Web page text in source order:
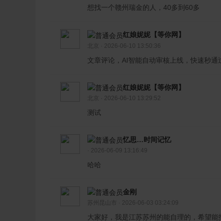
想找一个赣州瑞金的人，40多到60多
红娘妮妮【等你网】
北京 · 2026-06-10 13:50:36
文章评论，AI智能自动审核上线，快速秒通
红娘妮妮【等你网】
北京 · 2026-06-10 13:29:52
测试
忆思…时间记忆
· 2026-06-09 13:16:49
哈哈
金刚
苏州昆山市 · 2026-06-03 03:24:09
大家好，我是江苏苏州的能自理的，希望